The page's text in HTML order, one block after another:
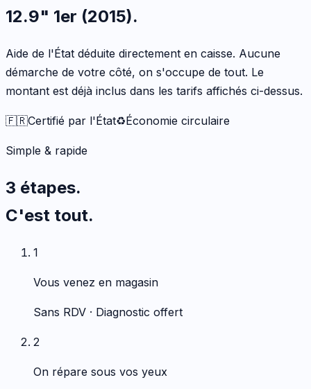
12.9" 1er (2015).
Aide de l'État déduite directement en caisse. Aucune
démarche de votre côté, on s'occupe de tout. Le
montant est déjà inclus dans les tarifs affichés ci-dessus.
🇫🇷Certifié par l'État♻️Économie circulaire
Simple & rapide
3 étapes.
C'est tout.
1
Vous venez en magasin
Sans RDV · Diagnostic offert
2
On répare sous vos yeux